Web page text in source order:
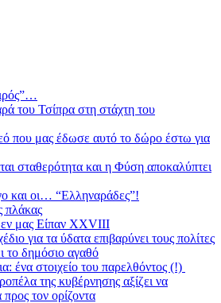
του Τσίπρα στη στάχτη του
που μας έδωσε αυτό το δώρο έστω για
σταθερότητα και η Φύση αποκαλύπτει
και οι… “Ελληναράδες”!
πλάκας
μας Είπαν XXVIII
για τα ύδατα επιβαρύνει τους πολίτες
το δημόσιο αγαθό
ένα στοιχείο του παρελθόντος (!)
της κυβέρνησης αξίζει να
τον ορίζοντα